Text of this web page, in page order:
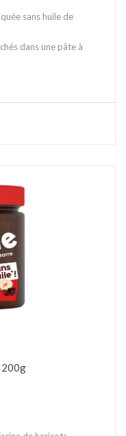
sans huile de
dans une pâte à
200g